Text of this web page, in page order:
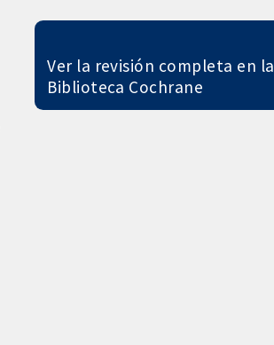
Ver la revisión completa en la
Biblioteca Cochrane